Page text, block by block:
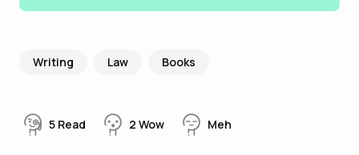
Writing Law Books
5 Read 2 Wow Meh